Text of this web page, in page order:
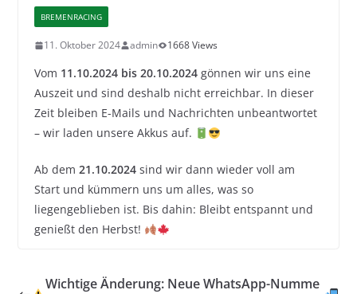
BREMENRACING
11. Oktober 2024 admin 1668 Views
Vom 11.10.2024 bis 20.10.2024gönnen wir uns eine
Auszeit und sind deshalb nicht erreichbar. In dieser
Zeit bleiben E-Mails und Nachrichten unbeantwortet
– wir laden unsere Akkus auf.
Ab dem 21.10.2024sind wir dann wieder voll am
Start und kümmern uns um alles, was so
liegengeblieben ist. Bis dahin: Bleibt entspannt und
genießt den Herbst!
Wichtige Änderung: Neue WhatsApp-Numme